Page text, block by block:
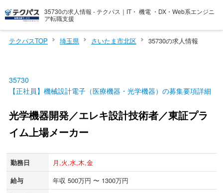
35730の求人情報 - テクパス｜IT・ 機電 ・DX・Web系エンジニ
ア転職支援
テクパスTOP 埼玉県 さいたま市北区 35730の求人情報
35730
【正社員】機械設計電子（医療機器・光学機器）の募集要項詳細
光学機器開発／エレキ設計技術者／東証プラ
イム上場メーカー
勤務日
月,火,水,木,金
給与
年収 500万円 〜 1300万円